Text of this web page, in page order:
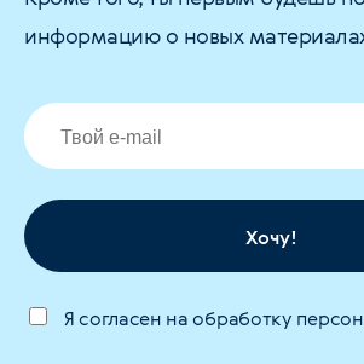
информацию о новых
Хочу!
Я согласен на обработку